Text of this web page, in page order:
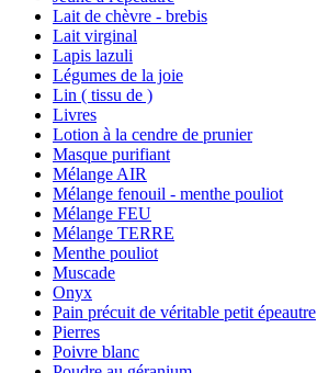
Lait de chèvre - brebis
Lait virginal
Lapis lazuli
Légumes de la joie
Lin ( tissu de )
Livres
Lotion à la cendre de prunier
Masque purifiant
Mélange AIR
Mélange fenouil - menthe pouliot
Mélange FEU
Mélange TERRE
Menthe pouliot
Muscade
Onyx
Pain précuit de véritable petit épeautre
Pierres
Poivre blanc